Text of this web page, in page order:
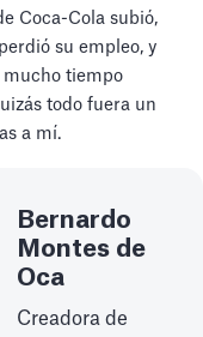
Coca-Cola subió,
su empleo, y
mucho tiempo
todo fuera un
a mí.
Bernardo
Montes de
Oca
Creadora de